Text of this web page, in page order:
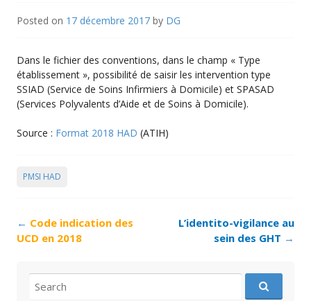
Posted on 17 décembre 2017 by DG
Dans le fichier des conventions, dans le champ « Type
établissement », possibilité de saisir les intervention type
SSIAD (Service de Soins Infirmiers à Domicile) et SPASAD
(Services Polyvalents d’Aide et de Soins à Domicile).
Source : Format 2018 HAD (ATIH)
PMSI HAD
Post
navigation
← Code indication des
UCD en 2018
L’identito-vigilance au
sein des GHT →
for: